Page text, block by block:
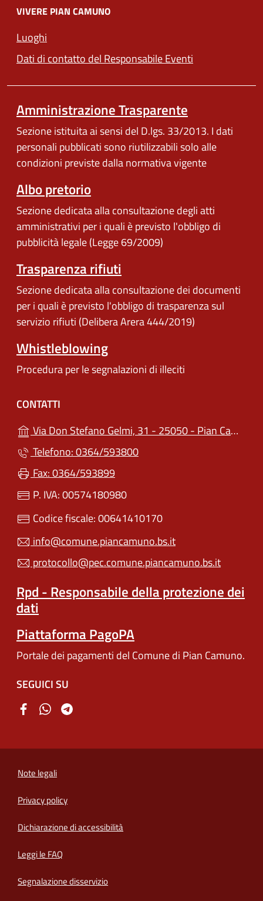
VIVERE PIAN CAMUNO
Luoghi
Dati di contatto del Responsabile Eventi
Amministrazione Trasparente
Sezione istituita ai sensi del D.lgs. 33/2013. I dati
personali pubblicati sono riutilizzabili solo alle
condizioni previste dalla normativa vigente
Albo pretorio
Sezione dedicata alla consultazione degli atti
amministrativi per i quali è previsto l'obbligo di
pubblicità legale (Legge 69/2009)
Trasparenza rifiuti
Sezione dedicata alla consultazione dei documenti
per i quali è previsto l'obbligo di trasparenza sul
servizio rifiuti (Delibera Arera 444/2019)
Whistleblowing
Procedura per le segnalazioni di illeciti
CONTATTI
Via Don Stefano Gelmi, 31 - 25050 - Pian Camuno (BS)
Telefono: 0364/593800
Fax: 0364/593899
P. IVA: 00574180980
Codice fiscale: 00641410170
info@comune.piancamuno.bs.it
protocollo@pec.comune.piancamuno.bs.it
Rpd - Responsabile della protezione dei
dati
Piattaforma PagoPA
Portale dei pagamenti del Comune di Pian Camuno.
SEGUICI SU
Note legali
Privacy policy
Dichiarazione di accessibilità
Leggi le FAQ
Segnalazione disservizio